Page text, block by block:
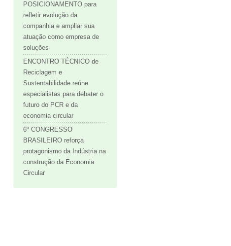
POSICIONAMENTO para
refletir evolução da
companhia e ampliar sua
atuação como empresa de
soluções
ENCONTRO TÉCNICO de
Reciclagem e
Sustentabilidade reúne
especialistas para debater o
futuro do PCR e da
economia circular
6º CONGRESSO
BRASILEIRO reforça
protagonismo da Indústria na
construção da Economia
Circular